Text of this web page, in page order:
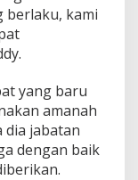
berlaku, kami
yang baru
amanah
dia jabatan
dengan baik